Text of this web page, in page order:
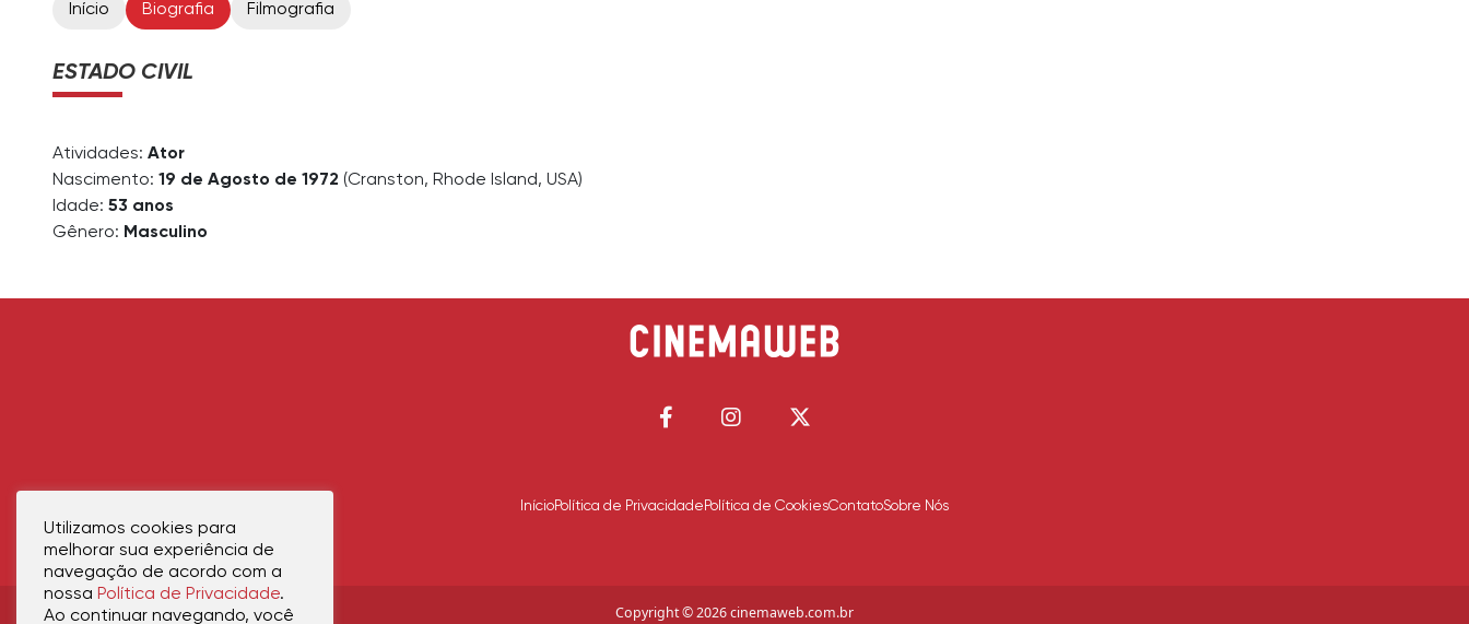
Início Biografia Filmografia
ESTADO CIVIL
Atividades: Ator
Nascimento: 19 de Agosto de 1972 (Cranston, Rhode Island, USA)
Idade: 53 anos
Gênero: Masculino
InícioPolítica de Privacidade Política de CookiesContatoSobre Nós
Copyright © 2026 cinemaweb.com.br
Utilizamos cookies para
melhorar sua experiência de
navegação de acordo com a
nossa Política de Privacidade.
Ao continuar navegando, você